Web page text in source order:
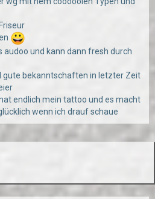
audoo und kann dann fresh durch
gute bekanntschaften in letzter Zeit
endlich mein tattoo und es macht
wenn ich drauf schaue